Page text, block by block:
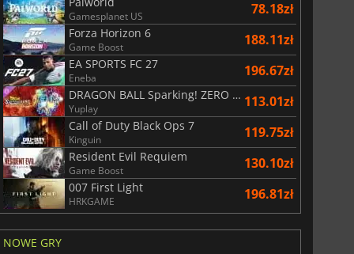
Gamesplanet US 78.18zł
Forza Horizon 6
Game Boost 188.11zł
EA SPORTS FC 27
Eneba 196.67zł
DRAGON BALL Sparking! ZERO Super Limit Breaking NEO
Yuplay 113.01zł
Call of Duty Black Ops 7
Kinguin 119.75zł
Resident Evil Requiem
Game Boost 130.10zł
007 First Light
HRKGAME 196.81zł
NOWE GRY